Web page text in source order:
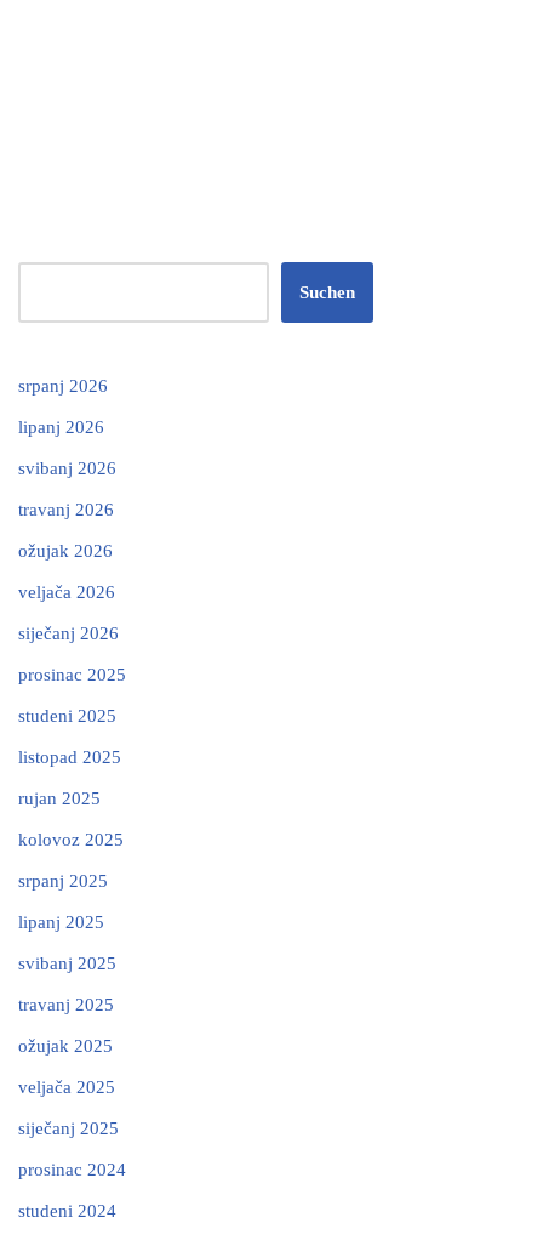
Suchen
srpanj 2026
lipanj 2026
svibanj 2026
travanj 2026
ožujak 2026
veljača 2026
siječanj 2026
prosinac 2025
studeni 2025
listopad 2025
rujan 2025
kolovoz 2025
srpanj 2025
lipanj 2025
svibanj 2025
travanj 2025
ožujak 2025
veljača 2025
siječanj 2025
prosinac 2024
studeni 2024